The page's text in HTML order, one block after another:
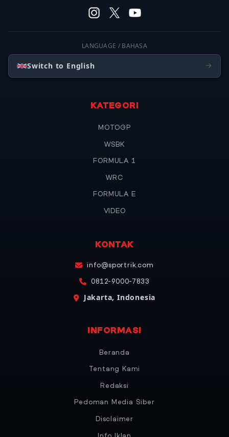
LANGUAGE / BAHASA
Switch to English
KATEGORI
MOTOGP
WSBK
FORMULA 1
WRC
FORMULA E
VIDEO
KONTAK
info@sportrik.com
0812-9000-7833
Jakarta, Indonesia
INFORMASI
Beranda
Tentang Kami
Redaksi
Pedoman Media Siber
Disclaimer
Info Iklan